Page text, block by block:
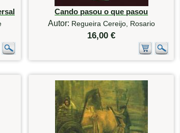
Cando pasou o que pasou
Autor: Regueira Cereijo, Rosario
16,00 €